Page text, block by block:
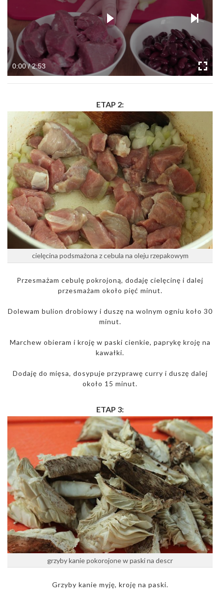
0:00 / 2:53
ETAP 2:
cielęcina podsmażona z cebula na oleju rzepakowym
Przesmażam cebulę pokrojoną, dodaję cielęcinę i dalej
przesmażam około pięć minut.
Dolewam bulion drobiowy i duszę na wolnym ogniu koło 30
minut.
Marchew obieram i kroję w paski cienkie, paprykę kroję na
kawałki.
Dodaję do mięsa, dosypuje przyprawę curry i duszę dalej
około 15 minut.
ETAP 3:
grzyby kanie pokorojone w paski na descr
Grzyby kanie myję, kroję na paski.